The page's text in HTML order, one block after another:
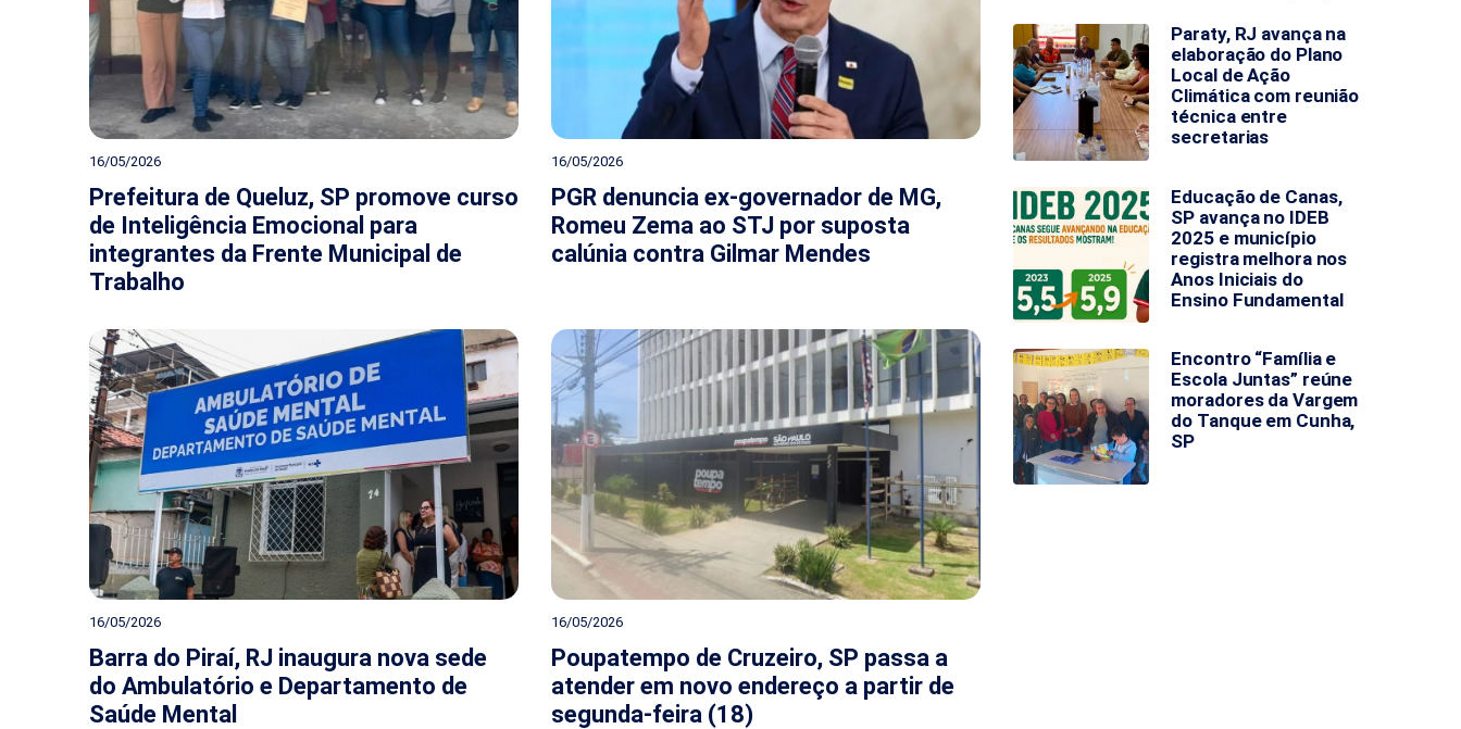
16/05/2026
Prefeitura de Queluz, SP promove curso
de Inteligência Emocional para
integrantes da Frente Municipal de
Trabalho
16/05/2026
PGR denuncia ex-governador de MG,
Romeu Zema ao STJ por suposta
calúnia contra Gilmar Mendes
16/05/2026
Barra do Piraí, RJ inaugura nova sede
do Ambulatório e Departamento de
Saúde Mental
16/05/2026
Poupatempo de Cruzeiro, SP passa a
atender em novo endereço a partir de
segunda-feira (18)
Paraty, RJ avança na
elaboração do Plano
Local de Ação
Climática com reunião
técnica entre
secretarias
Educação de Canas,
SP avança no IDEB
2025 e município
registra melhora nos
Anos Iniciais do
Ensino Fundamental
Encontro “Família e
Escola Juntas” reúne
moradores da Vargem
do Tanque em Cunha,
SP